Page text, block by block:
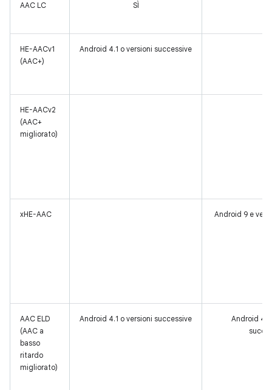
AAC LC SÌ
HE-AACv1
(AAC+)
Android 4.1 o versioni successive
HE-AACv2
(AAC+
migliorato)
xHE-AAC Android 9 e
AAC ELD
(AAC a
basso
ritardo
migliorato)
Android 4.1 o versioni successive
Android 4.1